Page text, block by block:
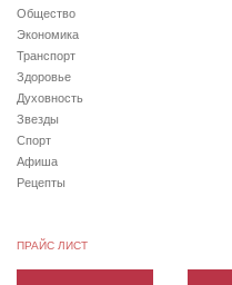
Общество
Экономика
Транспорт
Здоровье
Духовность
Звезды
Спорт
Афиша
Рецепты
ПРАЙС ЛИСТ